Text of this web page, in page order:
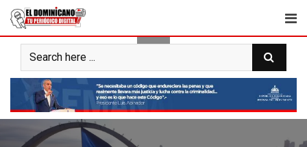
Skip
content